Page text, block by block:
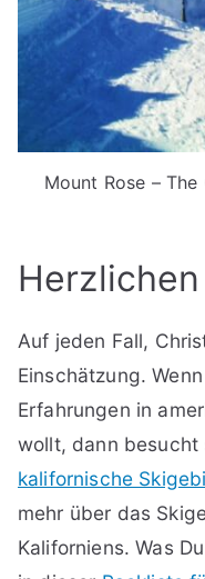
Mount Rose –
Auf jeden Fall,
Einschätzung.
Erfahrungen in
wollt, dann besucht
kalifornische
mehr über das
Kaliforniens. Was